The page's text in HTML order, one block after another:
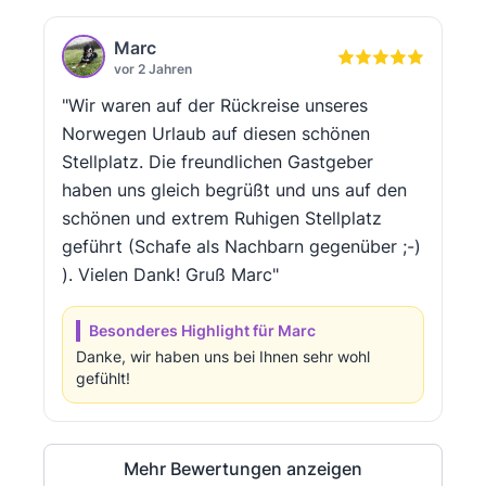
Marc
vor 2 Jahren
"Wir waren auf der Rückreise unseres
Norwegen Urlaub auf diesen schönen
Stellplatz. Die freundlichen Gastgeber
haben uns gleich begrüßt und uns auf den
schönen und extrem Ruhigen Stellplatz
geführt (Schafe als Nachbarn gegenüber ;-)
). Vielen Dank! Gruß Marc"
Besonderes Highlight für Marc
Danke, wir haben uns bei Ihnen sehr wohl
gefühlt!
Mehr Bewertungen anzeigen